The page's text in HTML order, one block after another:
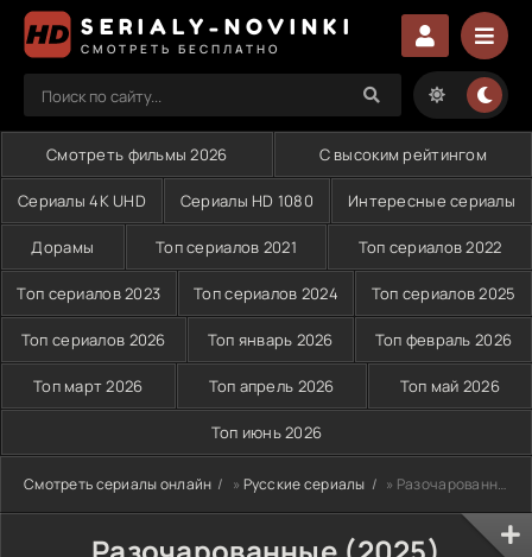
SERIALY-NOVINKI
СМОТРЕТЬ БЕСПЛАТНО
Смотреть фильмы 2026 С высоким рейтингом
Сериалы 4K UHD Сериалы HD 1080 Интересные сериалы
Дорамы Топ сериалов 2021 Топ сериалов 2022
Топ сериалов 2023 Топ сериалов 2024 Топ сериалов 2025
Топ сериалов 2026 Топ январь 2026 Топ февраль 2026
Топ март 2026 Топ апрель 2026 Топ май 2026
Топ июнь 2026
Смотреть сериалы онлайн » Русские сериалы » Разочарованные (2025)